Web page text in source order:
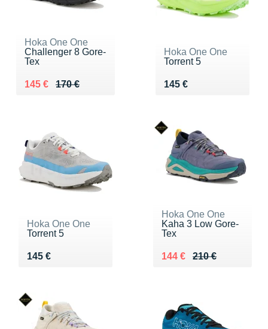
Hoka One One
Challenger 8 Gore-
Tex
170 €
Au lieu de 170 €
145 €
Vendu 145 €
Hoka One One
Torrent 5
145 €
Vendu 145 €
Hoka One One
Torrent 5
145 €
Vendu 145 €
Hoka One One
Kaha 3 Low Gore-
Tex
210 €
Au lieu de 210 €
144 €
Vendu 144 €